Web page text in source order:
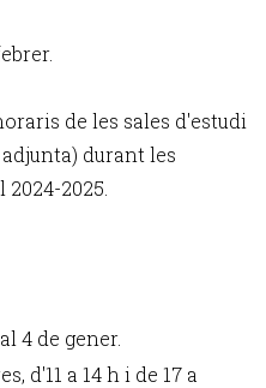
de les sales d'estudi
durant les
2025.
4 de gener.
d'11 a 14 h i de 17 a